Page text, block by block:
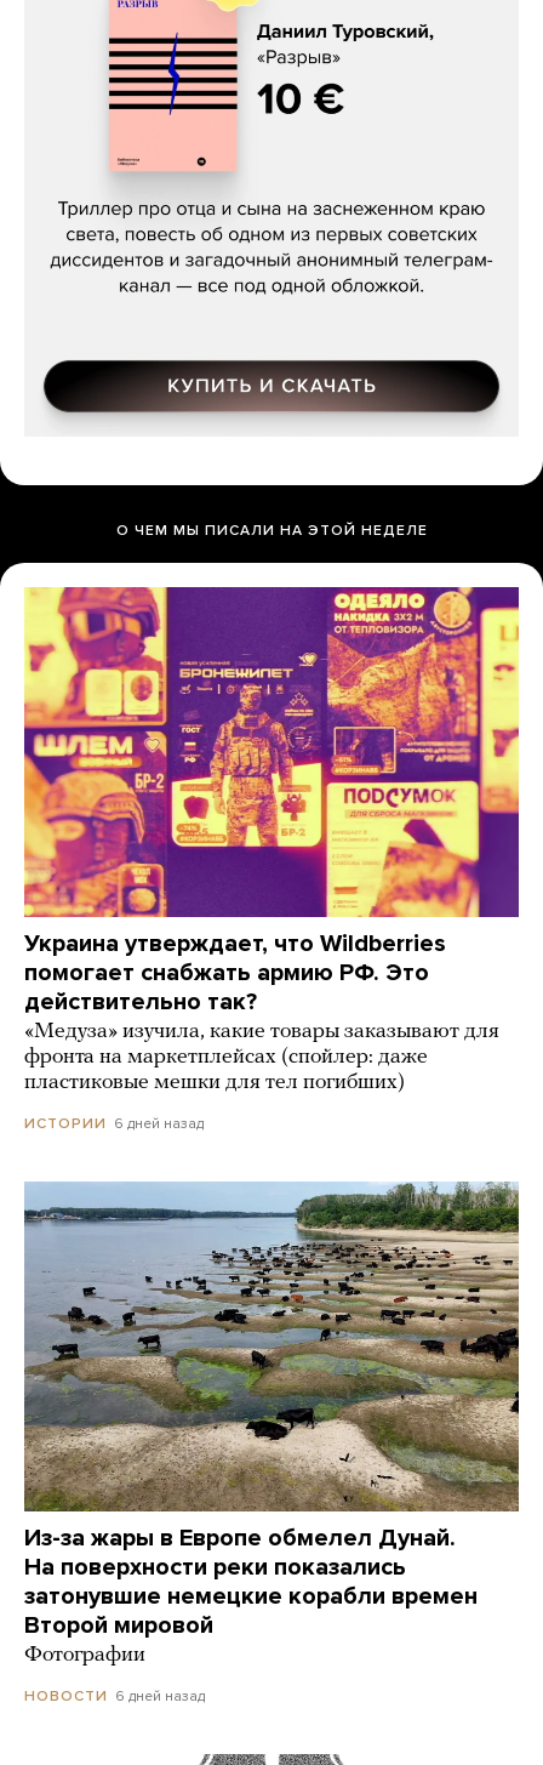
Даниил Туровский, «Разрыв»
О ЧЕМ МЫ ПИСАЛИ НА ЭТОЙ НЕДЕЛЕ
Украина утверждает, что Wildberries
помогает снабжать армию РФ. Это
действительно так?
«Медуза» изучила, какие товары заказывают для
фронта на маркетплейсах (спойлер: даже
пластиковые мешки для тел погибших)
ИСТОРИИ 6 дней назад
Из-за жары в Европе обмелел Дунай.
На поверхности реки показались
затонувшие немецкие корабли времен
Второй мировой
Фотографии
НОВОСТИ 6 дней назад